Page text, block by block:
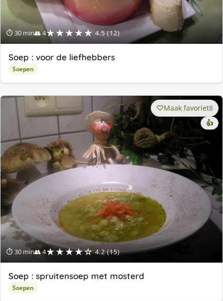
⏱ 30 min👥 4★★★★★ 4.5 (12)
Soep : voor de liefhebbers
Soepen
⏱ 30 min👥 4★★★★☆ 4.2 (15)
Maak favoriet8
👍
Soep : spruitensoep met mosterd
Soepen